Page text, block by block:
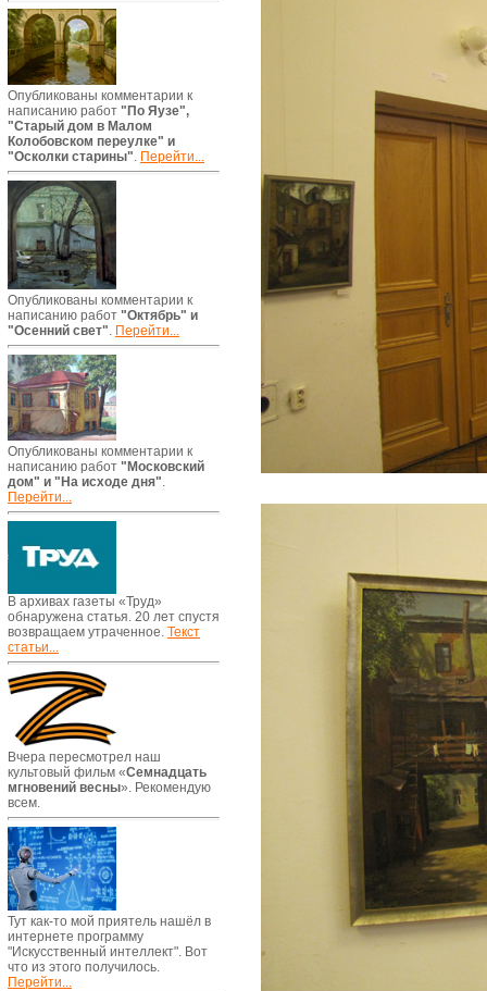
Опубликованы комментарии к
написанию работ "По Яузе",
"Старый дом в Малом
Колобовском переулке" и
"Осколки старины". Перейти...
Опубликованы комментарии к
написанию работ "Октябрь" и
"Осенний свет". Перейти...
Опубликованы комментарии к
написанию работ "Московский
дом" и "На исходе дня".
Перейти...
В архивах газеты «Труд»
обнаружена статья. 20 лет спустя
возвращаем утраченное. Текст
статьи...
Вчера пересмотрел наш
культовый фильм «Семнадцать
мгновений весны». Рекомендую
всем.
Тут как-то мой приятель нашёл в
интернете программу
"Искусственный интеллект". Вот
что из этого получилось.
Перейти...